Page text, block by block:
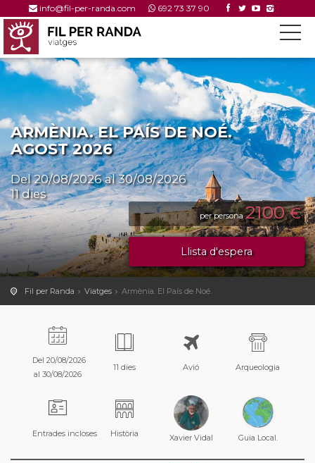
info@fil-per-randa.com 692 73 37 90
ARMÈNIA. EL PAÍS DE NOÉ.
AGOST 2026
Del 20/08/2026 al 30/08/2026
11 dies
per persona2100€
Llista d'espera
Fil per Randa Viatges Armènia. El País de Noé.
Del 20/08/2026
al 30/08/2026
11 dies Avió Arqueologia
Entrades incloses Història Xavier Vidal Guia Local.